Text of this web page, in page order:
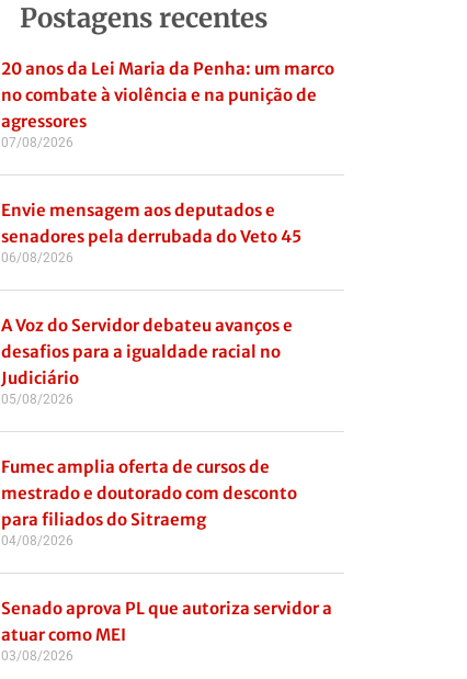
Postagens recentes
20 anos da Lei Maria da Penha: um marco
no combate à violência e na punição de
agressores
07/08/2026
Envie mensagem aos deputados e
senadores pela derrubada do Veto 45
06/08/2026
A Voz do Servidor debateu avanços e
desafios para a igualdade racial no
Judiciário
05/08/2026
Fumec amplia oferta de cursos de
mestrado e doutorado com desconto
para filiados do Sitraemg
04/08/2026
Senado aprova PL que autoriza servidor a
atuar como MEI
03/08/2026